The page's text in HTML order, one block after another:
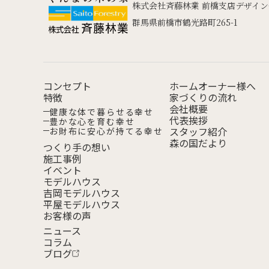
株式会社斉藤林業 前橋支店デザイ
群馬県前橋市鶴光路町265-1
コンセプト
特徴
健康な体で暮らせる幸せ
豊かな心を 育む幸せ
お財布に安心が持てる幸せ
つくり手の想い
施工事例
イベント
モデルハウス
吉岡モデルハウス
平屋モデルハウス
お客様の声
ニュース
コラム
ブログ
ホームオーナー様へ
家づくりの流れ
会社概要
代表挨拶
スタッフ紹介
森の国だより